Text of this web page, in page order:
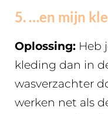
5. …en mijn
Oplossing: Heb
kleding dan in
wasverzachter
werken net als